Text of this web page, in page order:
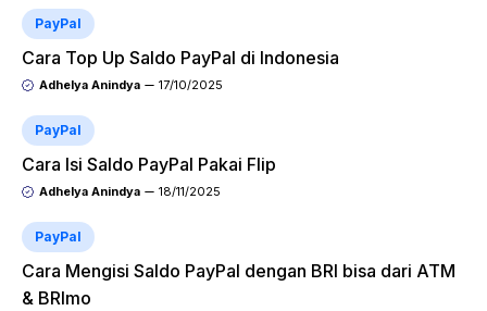
PayPal
Cara Top Up Saldo PayPal di Indonesia
Adhelya Anindya 17/10/2025
PayPal
Cara Isi Saldo PayPal Pakai Flip
Adhelya Anindya 18/11/2025
PayPal
Cara Mengisi Saldo PayPal dengan BRI bisa dari ATM
& BRImo